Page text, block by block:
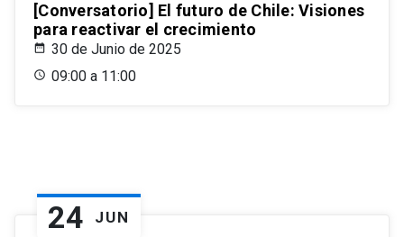
[Conversatorio] El futuro de Chile: Visiones
para reactivar el crecimiento
30 de Junio de 2025
09:00 a 11:00
24 JUN